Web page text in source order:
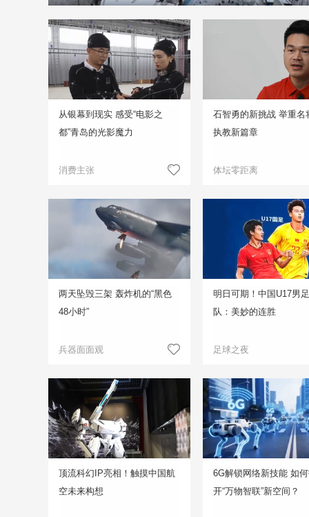
从银幕到现实 感受“电影之
都”青岛的光影魔力
消费主张
石智勇的新挑战 举重名
执教新篇章
体坛零距离
两天坠毁三架 轰炸机的“黑色
48小时”
兵器面面观
明日可期！中国U17男
队：美妙的连胜
足球之夜
顶流科幻IP亮相！触摸中国航
空未来构想
6G解锁网络新技能 如
开“万物智联”新空间？